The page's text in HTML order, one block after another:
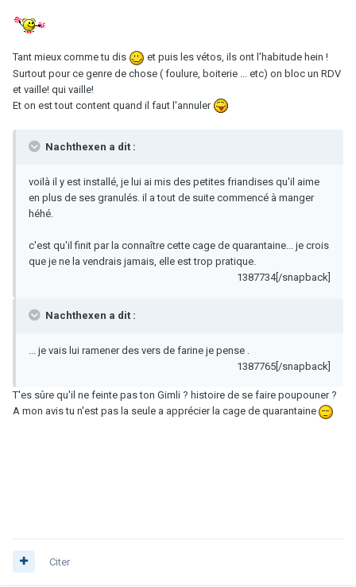
Tant mieux comme tu dis
et puis les vétos, ils ont l'habitude hein !
Surtout pour ce genre de chose ( foulure, boiterie ... etc) on bloc un RDV
et vaille! qui vaille!
Et on est tout content quand il faut l'annuler
Nachthexen a dit :
voilà il y est installé, je lui ai mis des petites friandises qu'il aime
en plus de ses granulés. il a tout de suite commencé à manger
héhé.
c'est qu'il finit par la connaître cette cage de quarantaine... je crois
que je ne la vendrais jamais, elle est trop pratique.
1387734[/snapback]
Nachthexen a dit :
... je vais lui ramener des vers de farine je pense .
1387765[/snapback]
T'es sûre qu'il ne feinte pas ton Gimli ? histoire de se faire poupouner ?
A mon avis tu n'est pas la seule a apprécier la cage de quarantaine
Citer